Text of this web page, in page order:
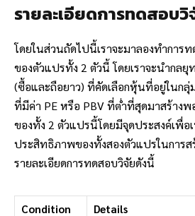
รายละเอียดการทดสอบวิ
โดยในส่วนถัดไปนี้เราจะมาลองทำการ
ของตัวแปรทั้ง 2 ตัวนี้ โดยเราจะนำกล
(ซื้อและถือยาว) ที่คัดเลือกหุ้นที่อยู่ในกลุ่
ที่มีค่า PE หรือ PBV ที่ต่ำที่สุดมาสร้าง
ของทั้ง 2 ตัวแปรนี้โดยมีจุดประสงค์เพื่อ
ประสิทธิภาพของทั้งสองตัวแปรในการ
รายละเอียดการทดสอบวิจัยดังนี้
Condition Details